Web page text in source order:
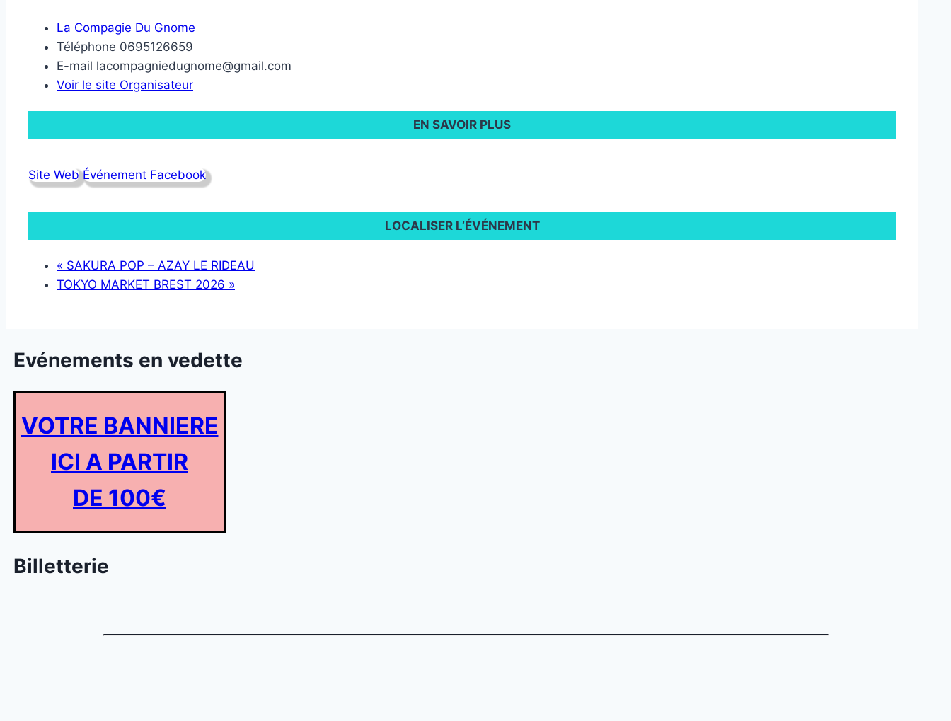
La Compagie Du Gnome
Téléphone 0695126659
E-mail lacompagniedugnome@gmail.com
Voir le site Organisateur
EN SAVOIR PLUS
Site Web Événement Facebook
LOCALISER L’ÉVÉNEMENT
« SAKURA POP – AZAY LE RIDEAU
TOKYO MARKET BREST 2026 »
Evénements en vedette
VOTRE BANNIERE
ICI A PARTIR
DE 100€
Billetterie